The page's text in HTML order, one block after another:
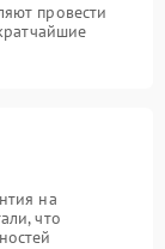
провести
на
что